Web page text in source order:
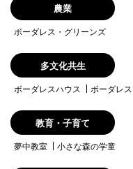
農業
ボーダレス・グリーンズ
多文化共生
ボーダレスハウス ボーダレ
教育・子育て
夢中教室 小さな森の学童